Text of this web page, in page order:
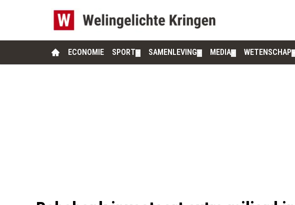
ECONOMIE SPORT SAMENLEVING MEDIA WETENSCHAP